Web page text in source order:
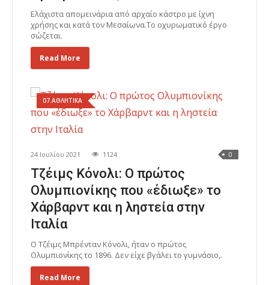
Ελάχιστα απομεινάρια από αρχαίο κάστρο με ίχνη
χρήσης και κατά τον Μεσαίωνα.Το οχυρωματικό έργο
σώζεται.
Read More
07.ΑΘΛΗΤΙΚΑ
24 Ιουλίου 2021 1124 0
Τζέιμς Κόνολι: Ο πρώτος
Ολυμπιονίκης που «έδιωξε» το
Χάρβαρντ και η ληστεία στην
Ιταλία
Ο Τζέιμς Μπρένταν Κόνολι, ήταν ο πρώτος
Ολυμπιονίκης το 1896. Δεν είχε βγάλει το γυμνάσιο,.
Read More